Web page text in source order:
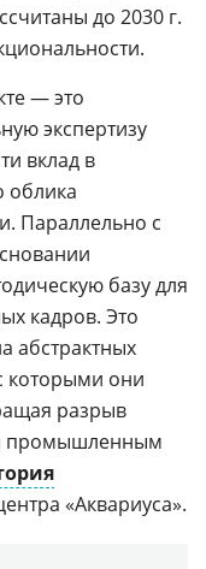
до 2030 г.
— это
экспертизу
вклад в
облика
Параллельно с
базу для
кадров. Это
абстрактных
которыми они
разрыв
промышленным
«Аквариуса».